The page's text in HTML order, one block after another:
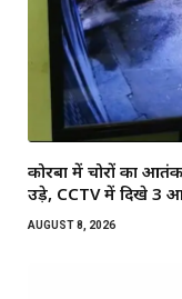
कोरबा में चोरों का
उड़े, CCTV में दिखे 3
AUGUST 8, 2026